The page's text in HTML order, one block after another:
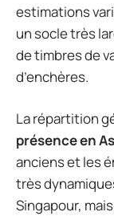
estimations
un socle très
de timbres de
d’enchères.
La répartition
présence en
anciens et les
très
Singapour,